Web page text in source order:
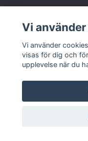
Sociala medier
Vi
Vi använder
visas för dig och
upplevelse när du